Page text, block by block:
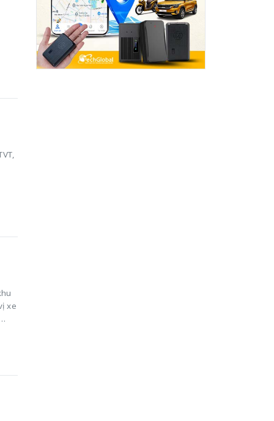
xe